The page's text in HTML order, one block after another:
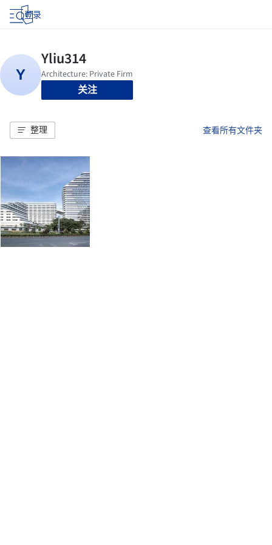
登录
关注
整理 查看所有文件夹